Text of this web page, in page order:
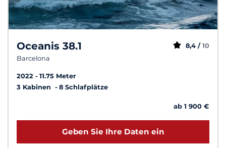
Oceanis 38.1
Barcelona
8,4 / 10
2022
11.75 Meter
3 Kabinen
8 Schlafplätze
ab 1 900 €
Geben Sie Ihre Daten ein